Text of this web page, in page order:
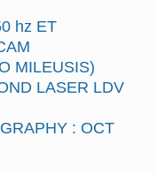
hz ET
MILEUSIS)
LASER LDV
: OCT